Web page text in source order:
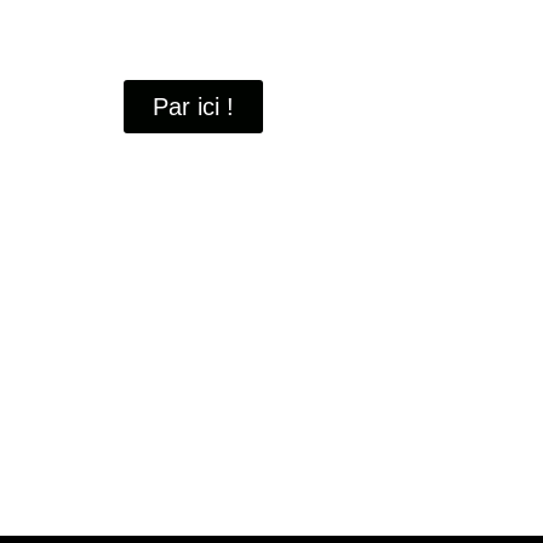
Par ici !